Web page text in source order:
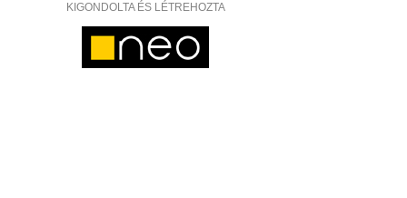
KIGONDOLTA ÉS LÉTREHOZTA